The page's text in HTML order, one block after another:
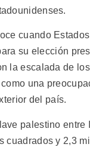
cuando
su elección
la escalada de
una
del país.
palestino entre
cuadrados y 2,3